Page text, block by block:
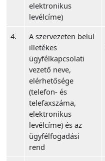
elektronikus
levélcíme)
4.
A szervezeten belül
illetékes
ügyfélkapcsolati
vezető neve,
elérhetősége
(telefon- és
telefaxszáma,
elektronikus
levélcíme) és az
ügyfélfogadási
rend